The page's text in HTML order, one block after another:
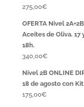
275,00€
OFERTA Nivel
Aceites de Oliva. 17
18h.
340,00€
Nivel 2B ONLINE
18 de agosto con
175,00€